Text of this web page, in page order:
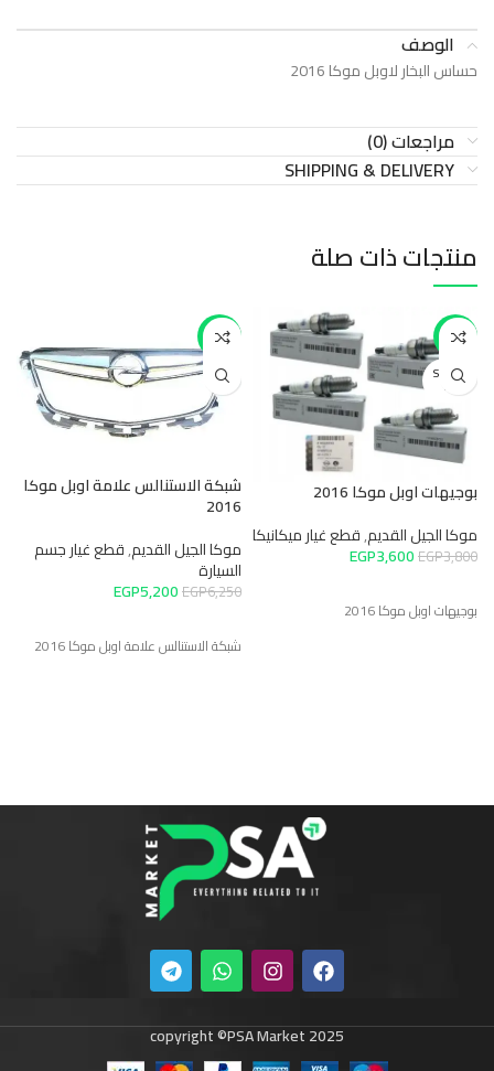
الوصف
حساس البخار لاوبل موكا 2016
مراجعات (0)
SHIPPING & DELIVERY
منتجات ذات صلة
-5%
SOLD O
UT
بوجيهات اوبل موكا 2016
موكا الجيل القديم,قطع غيار ميكانيكا
EGP3,800
EGP3,600
بوجيهات اوبل موكا 2016
-17%
شبكة الاستنالس علامة اوبل موكا
2016
موكا الجيل القديم,قطع غيار جسم
السيارة
EGP6,250
EGP5,200
شبكة الاستنالس علامة اوبل موكا 2016
copyright ©PSA Market 2025